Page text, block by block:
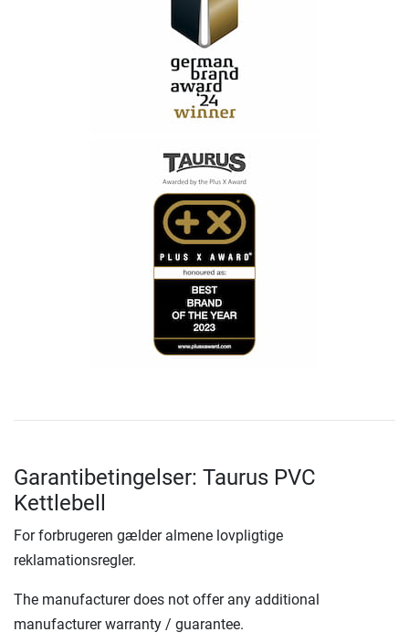
Garantibetingelser: Taurus PVC
Kettlebell
For forbrugeren gælder almene lovpligtige
reklamationsregler.
The manufacturer does not offer any additional
manufacturer warranty / guarantee.